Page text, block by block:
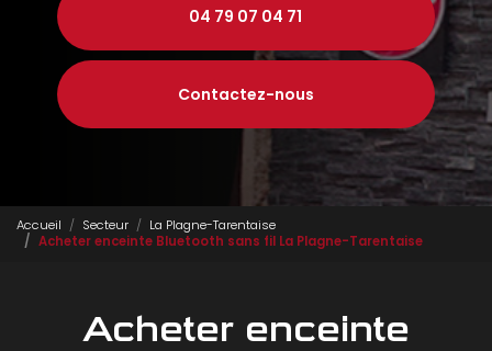
04 79 07 04 71
Contactez-nous
Accueil Secteur
La Plagne-Tarentaise
Acheter enceinte Bluetooth sans fil La Plagne-Tarentaise
Acheter enceinte